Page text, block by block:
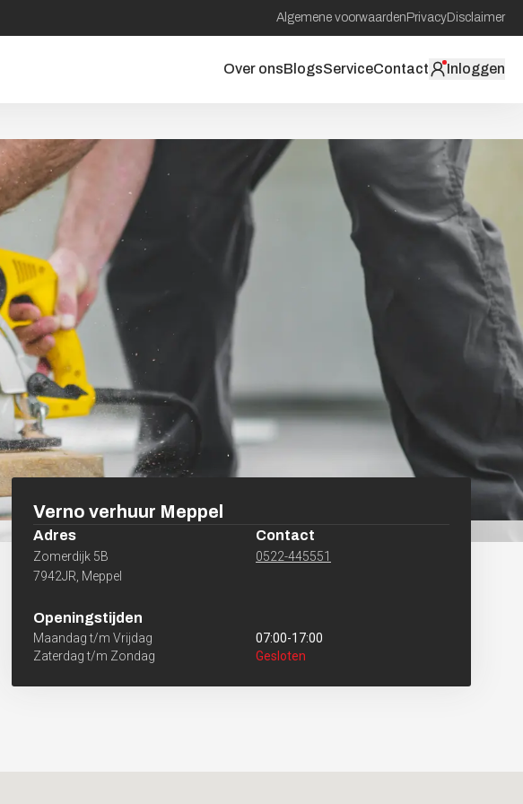
Algemene voorwaarden PrivacyDisclaimer
Over onsBlogsServiceContact Inloggen
Verno verhuur Meppel
Adres
Zomerdijk 5B
7942JR Meppel
Contact
0522-445551
Openingstijden
Maandag t/m Vrijdag 07:00-17:00
Zaterdag t/m Zondag
Gesloten